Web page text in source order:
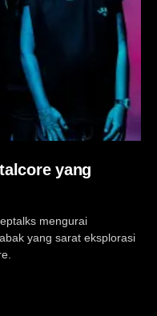
yang
mengurai
yang sarat eksplorasi